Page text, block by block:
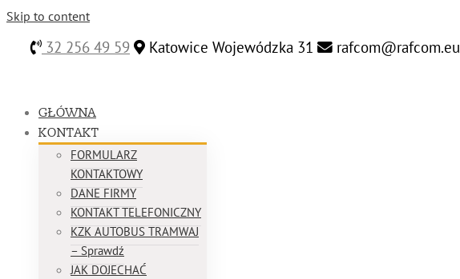
Skip to content
32 256 49 59 Katowice Wojewódzka 31 rafcom@rafcom.eu
GŁÓWNA
KONTAKT
FORMULARZ
KONTAKTOWY
DANE FIRMY
KONTAKT TELEFONICZNY
KZK AUTOBUS TRAMWAJ
– Sprawdź
JAK DOJECHAĆ